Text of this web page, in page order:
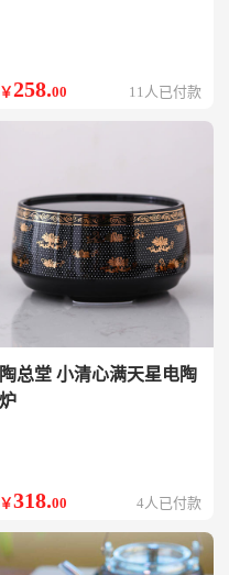
￥258.00 11人已付款
陶总堂 小清心满天星电陶
炉
￥318.00 4人已付款